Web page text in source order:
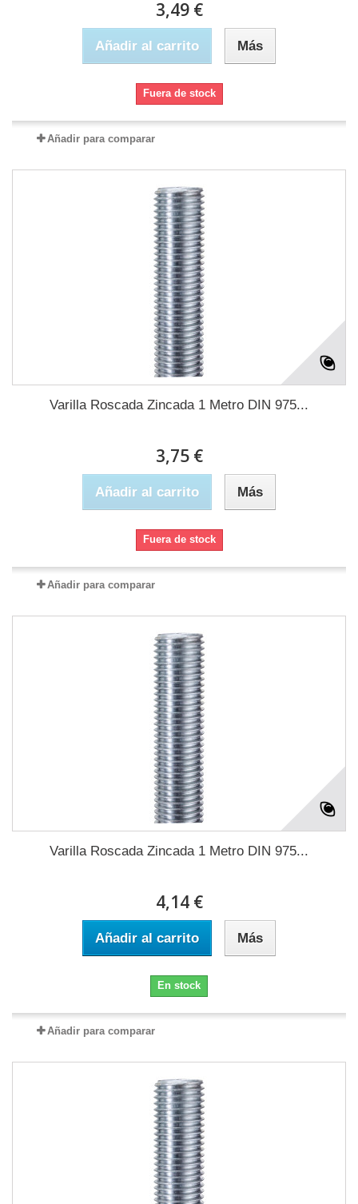
3,49 €
Añadir al carrito Más
Fuera de stock
Añadir para comparar
Varilla Roscada Zincada 1 Metro DIN 975...
3,75 €
Añadir al carrito Más
Fuera de stock
Añadir para comparar
Varilla Roscada Zincada 1 Metro DIN 975...
4,14 €
Añadir al carrito Más
En stock
Añadir para comparar